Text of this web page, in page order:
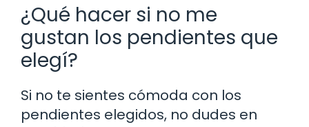
¿Qué hacer si no me
gustan los pendientes que
elegí?
Si no te sientes cómoda con los
pendientes elegidos, no dudes en